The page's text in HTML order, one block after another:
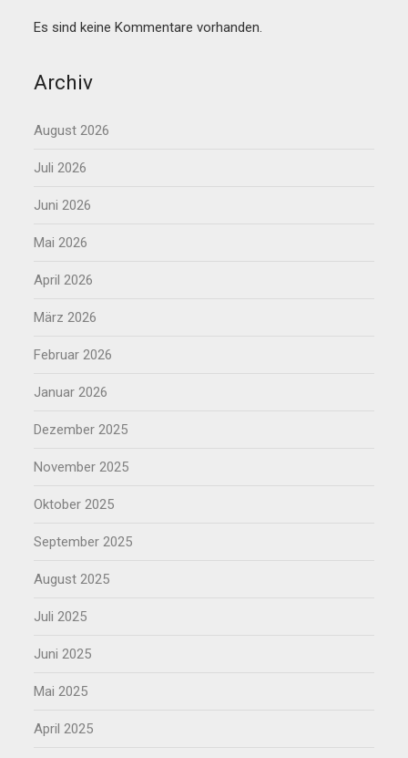
Es sind keine Kommentare vorhanden.
Archiv
August 2026
Juli 2026
Juni 2026
Mai 2026
April 2026
März 2026
Februar 2026
Januar 2026
Dezember 2025
November 2025
Oktober 2025
September 2025
August 2025
Juli 2025
Juni 2025
Mai 2025
April 2025